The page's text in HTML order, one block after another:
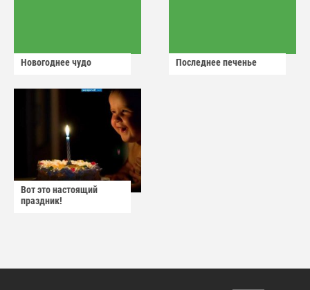
Новогоднее чудо Последнее печенье
Вот это настоящий
праздник!